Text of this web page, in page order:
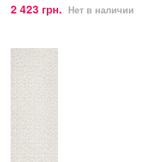
2 423 грн. Нет в наличии